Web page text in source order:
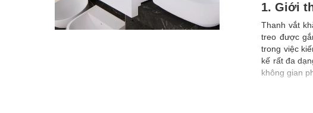
1. Giới
Thanh vắt
treo được
trong việc
kế rất đa
không gian